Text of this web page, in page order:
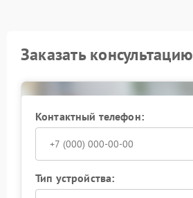
Заказать консультацию
Контактный телефон:
Тип устройства: